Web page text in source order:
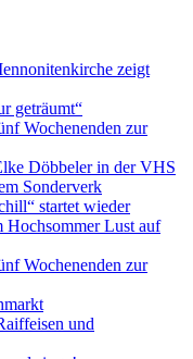
zeigt
geträumt“
Wochenenden zur
Döbbeler in der VHS
Sonderverk
startet wieder
Hochsommer Lust auf
Wochenenden zur
und